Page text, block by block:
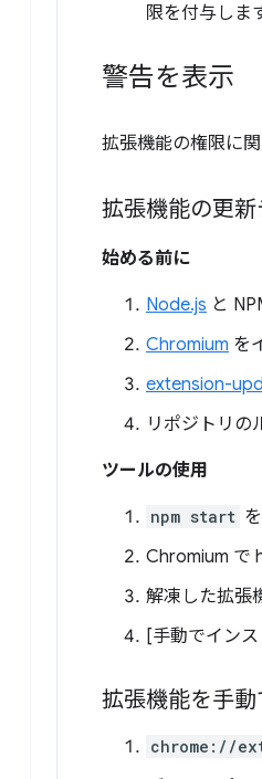
限を付与しま
警告を表示
拡張機能の権限に
拡張機能の更
始める前に
Node.js と
Chromium を
extension-
リポジトリの
ツールの使用
npm start
Chromium で
解凍した拡張
[手動でイン
拡張機能を手
chrome://